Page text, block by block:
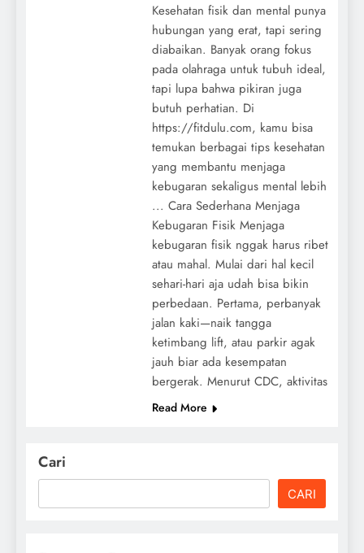
Kesehatan fisik dan mental punya
hubungan yang erat, tapi sering
diabaikan. Banyak orang fokus
pada olahraga untuk tubuh ideal,
tapi lupa bahwa pikiran juga
butuh perhatian. Di
https://fitdulu.com, kamu bisa
temukan berbagai tips kesehatan
yang membantu menjaga
kebugaran sekaligus mental lebih
... Cara Sederhana Menjaga
Kebugaran Fisik Menjaga
kebugaran fisik nggak harus ribet
atau mahal. Mulai dari hal kecil
sehari-hari aja udah bisa bikin
perbedaan. Pertama, perbanyak
jalan kaki—naik tangga
ketimbang lift, atau parkir agak
jauh biar ada kesempatan
bergerak. Menurut CDC, aktivitas
Read More
Cari
CARI